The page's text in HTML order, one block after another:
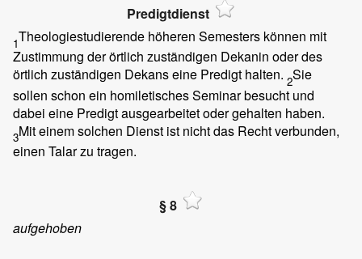
Predigtdienst
1Theologiestudierende höheren Semesters können mit
Zustimmung der örtlich zuständigen Dekanin oder des
örtlich zuständigen Dekans eine Predigt halten. 2Sie
sollen schon ein homiletisches Seminar besucht und
dabei eine Predigt ausgearbeitet oder gehalten haben.
3Mit einem solchen Dienst ist nicht das Recht verbunden,
einen Talar zu tragen.
§ 8
aufgehoben